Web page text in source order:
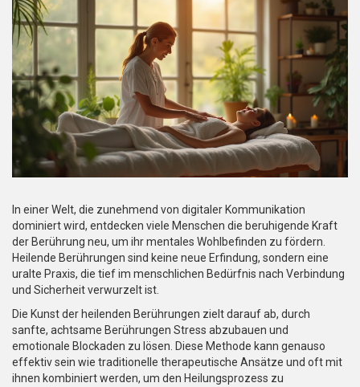
In einer Welt, die zunehmend von digitaler Kommunikation
dominiert wird, entdecken viele Menschen die beruhigende Kraft
der Berührung neu, um ihr mentales Wohlbefinden zu fördern.
Heilende Berührungen sind keine neue Erfindung, sondern eine
uralte Praxis, die tief im menschlichen Bedürfnis nach Verbindung
und Sicherheit verwurzelt ist.
Die Kunst der heilenden Berührungen zielt darauf ab, durch
sanfte, achtsame Berührungen Stress abzubauen und
emotionale Blockaden zu lösen. Diese Methode kann genauso
effektiv sein wie traditionelle therapeutische Ansätze und oft mit
ihnen kombiniert werden, um den Heilungsprozess zu